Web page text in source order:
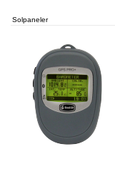
Solpaneler